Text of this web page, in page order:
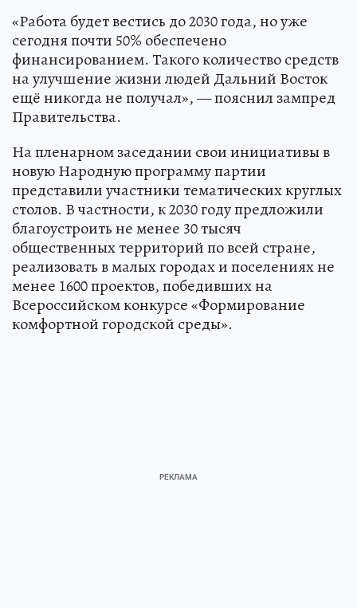
«Работа будет вестись до 2030 года, но уже
сегодня почти 50% обеспечено
финансированием. Такого количество средств
на улучшение жизни людей Дальний Восток
ещё никогда не получал», — пояснил зампред
Правительства.
На пленарном заседании свои инициативы в
новую Народную программу партии
представили участники тематических круглых
столов. В частности, к 2030 году предложили
благоустроить не менее 30 тысяч
общественных территорий по всей стране,
реализовать в малых городах и поселениях не
менее 1600 проектов, победивших на
Всероссийском конкурсе «Формирование
комфортной городской среды».